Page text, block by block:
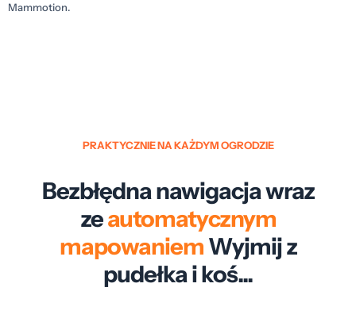
Mammotion.
PRAKTYCZNIE NA KAŻDYM OGRODZIE
Bezbłędna nawigacja wraz
zeautomatycznym
mapowaniem Wyjmij z
pudełka i koś...